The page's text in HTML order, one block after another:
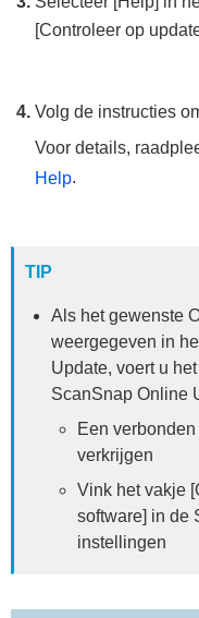
[Controleer op
Volg de instructies
Voor details,
Help.
TIP
Als het gewenste
weergegeven in
Update, voert u
ScanSnap Online
Een
verkrijgen
Vink het vakje
software] in de
instellingen